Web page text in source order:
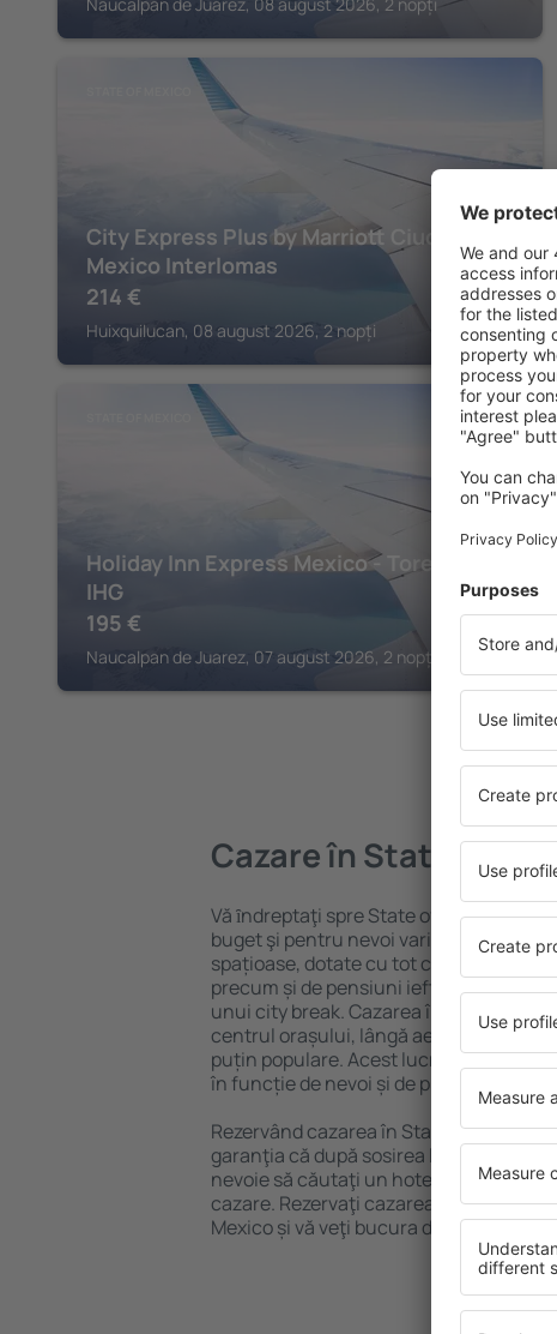
City Express Plus by Marriott Ciudad de
Mexico Interlomas
214 €
Huixquilucan, 08 august 2026, 2 nopți
Holiday Inn Express Mexico - Toreo by
IHG
195 €
Naucalpan de Juarez, 07 august 2026, 2 nopți
Cazare în State of
Vă ȋndreptaţi spre State of Mexico?
buget şi pentru nevoi variate. Puteți
spațioase, dotate cu tot confortul, cu
precum și de pensiuni ieftine pentru a
unui city break. Cazarea în State of
centrul orașului, lângă aeroport și în
puțin populare. Acest lucru vă va ajuta
în funcție de nevoi și de planurile
Rezervând cazarea în State of Mexico
garanţia că după sosirea la destinație
nevoie să căutaţi un hotel, apartament
cazare. Rezervaţi cazarea înainte de
Mexico și vă veţi bucura de o călătorie